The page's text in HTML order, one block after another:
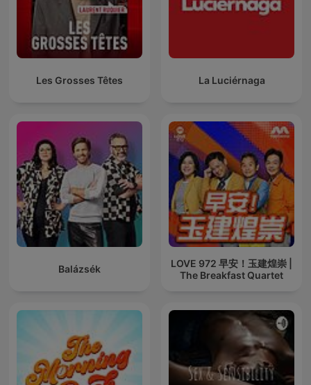
Les Grosses Têtes La Luciérnaga
Balázsék
LOVE 972 早安！玉建煌崇 |
The Breakfast Quartet